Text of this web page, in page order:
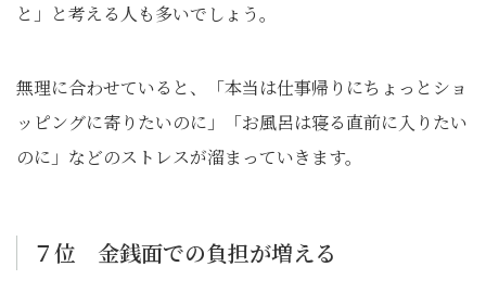
と」と考える人も多いでしょう。
無理に合わせていると、「本当は仕事帰りにちょっとショ
ッピングに寄りたいのに」「お風呂は寝る直前に入りたい
のに」などのストレスが溜まっていきます。
７位 金銭面での負担が増える